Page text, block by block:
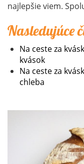
najlepšie viem.
Nasledujúce
Na ceste za
kvások
Na ceste za
chleba